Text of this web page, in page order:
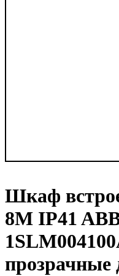
Шкаф
8M IP41
прозрачные